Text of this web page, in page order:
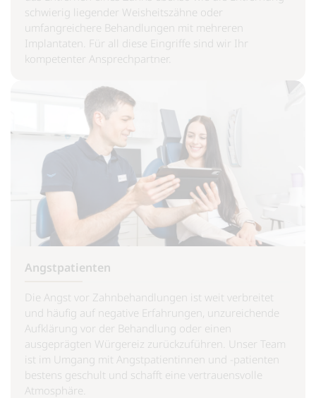
schwierig liegender Weisheitszähne oder
umfangreichere Behandlungen mit mehreren
Implantaten. Für all diese Eingriffe sind wir Ihr
kompetenter Ansprechpartner.
Angstpatienten
Die Angst vor Zahnbehandlungen ist weit verbreitet
und häufig auf negative Erfahrungen, unzureichende
Aufklärung vor der Behandlung oder einen
ausgeprägten Würgereiz zurückzuführen. Unser Team
ist im Umgang mit Angstpatientinnen und -patienten
bestens geschult und schafft eine vertrauensvolle
Atmosphäre.